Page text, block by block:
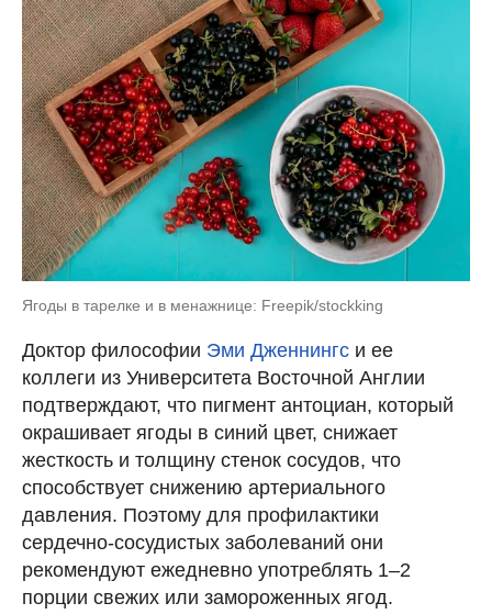
Ягоды в тарелке и в менажнице: Freepik/stockking
Доктор философии Эми Дженнингс и ее
коллеги из Университета Восточной Англии
подтверждают, что пигмент антоциан, который
окрашивает ягоды в синий цвет, снижает
жесткость и толщину стенок сосудов, что
способствует снижению артериального
давления. Поэтому для профилактики
сердечно-сосудистых заболеваний они
рекомендуют ежедневно употреблять 1–2
порции свежих или замороженных ягод.